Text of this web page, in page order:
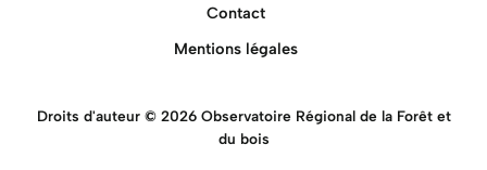
Contact
Mentions légales
Droits d'auteur © 2026 Observatoire Régional de la Forêt et
du bois